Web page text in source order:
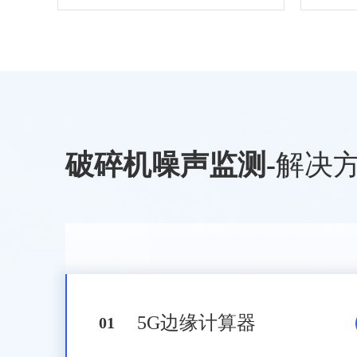
破碎机噪声监测 -解决
01 5G边缘计算器